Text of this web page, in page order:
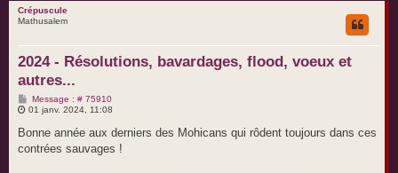
Crépuscule
Mathusalem
2024 - Résolutions, bavardages, flood, voeux et
autres...
Message : # 75910M
e
s
g
01 janv. 2024, 11:08
Bonne année aux derniers des Mohicans qui rôdent toujours dans ces
contrées sauvages !